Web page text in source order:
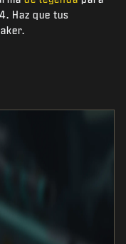
Haz que tus